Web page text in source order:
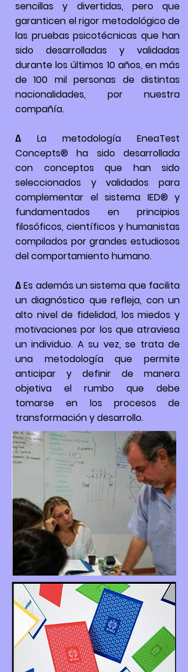
sencillas y divertidas, pero que
garanticen el rigor metodológico de
las pruebas psicotécnicas que han
sido desarrolladas y validadas
durante los últimos 10 años, en más
de 100 mil personas de distintas
nacionalidades, por nuestra
compañía.
∆ La metodología EneaTest
Concepts® ha sido desarrollada
con conceptos que han sido
seleccionados y validados para
complementar el sistema IED® y
fundamentados en principios
filosóficos, científicos y humanistas
compilados por grandes estudiosos
del comportamiento humano.
∆ Es además un sistema que facilita
un diagnóstico que refleja, con un
alto nivel de fidelidad, los miedos y
motivaciones por los que atraviesa
un individuo. A su vez, se trata de
una metodología que permite
anticipar y definir de manera
objetiva el rumbo que debe
tomarse en los procesos de
transformación y desarrollo.